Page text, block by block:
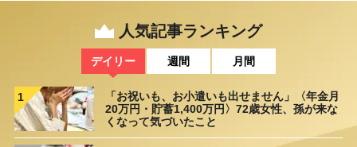
人気記事ランキング
デイリー 週間 月間
1
「お祝いも、お小遣いも出せません」〈年金月
20万円・貯蓄1,400万円〉72歳女性、孫が来な
くなって気づいたこと